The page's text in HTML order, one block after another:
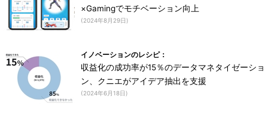
×Gamingでモチベーション向上
(2024年8月29日)
イノベーションのレシピ：
収益化の成功率が15％のデータマネタイゼーショ
ン、クニエがアイデア抽出を支援
(2024年6月18日)